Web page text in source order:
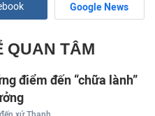
Google News
QUAN TÂM
điểm đến “chữa lành”